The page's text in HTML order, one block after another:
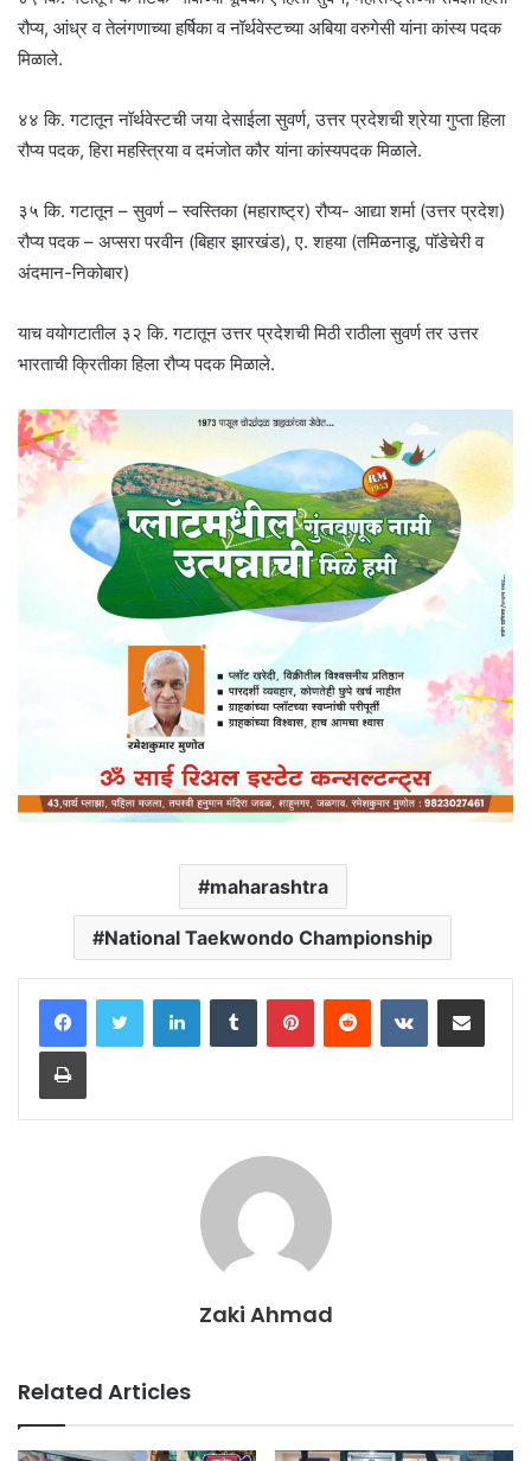
रौप्य, आंध्र व तेलंगणाच्या हर्षिका व नॉर्थवेस्टच्या अबिया वरुगेसी यांना कांस्य पदक
मिळाले.
४४ कि. गटातून नॉर्थवेस्टची जया देसाईला सुवर्ण, उत्तर प्रदेशची श्रेया गुप्ता हिला
रौप्य पदक, हिरा महस्त्रिया व दमंजोत कौर यांना कांस्यपदक मिळाले.
३५ कि. गटातून – सुवर्ण – स्वस्तिका (महाराष्ट्र) रौप्य- आद्या शर्मा (उत्तर प्रदेश)
रौप्य पदक – अप्सरा परवीन (बिहार झारखंड), ए. शहया (तमिळनाडू, पॉडेचेरी व
अंदमान-निकोबार)
याच वयोगटातील ३२ कि. गटातून उत्तर प्रदेशची मिठी राठीला सुवर्ण तर उत्तर
भारताची क्रितीका हिला रौप्य पदक मिळाले.
maharashtra
National Taekwondo Championship
LinkedInTumblr PinterestReddit VKontakteShare via Email
Print
Zaki Ahmad
Related Articles